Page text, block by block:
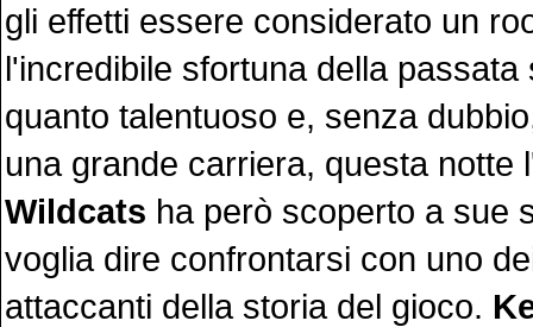
gli effetti essere considerato un
l'incredibile sfortuna della passata
quanto talentuoso e, senza
una grande carriera, questa notte
Wildcats ha però scoperto a sue
voglia dire confrontarsi con uno
attaccanti della storia del gioco.